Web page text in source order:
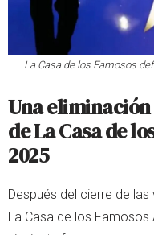
La Casa de los Famosos
Una
de La Casa de
2025
Después del cierre de
La Casa de los